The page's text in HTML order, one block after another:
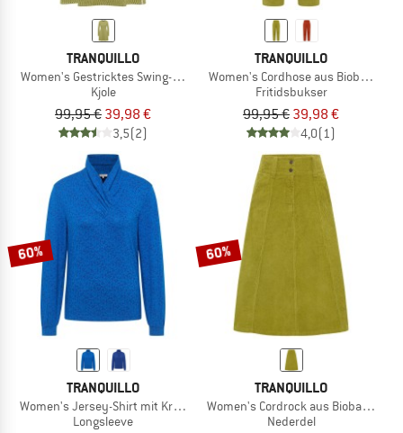
TRANQUILLO
Women's Gestricktes Swing-Kleid im Retro-Look
Kjole
99,95 € 39,98 €
3,5(2)
TRANQUILLO
Women's Cordhose aus
Fritidsbukser
99,95 € 39,98 €
4,0(1)
60%
TRANQUILLO
Women's Jersey-Shirt mit Kragen
Longsleeve
60%
TRANQUILLO
Women's Cordrock aus
Nederdel